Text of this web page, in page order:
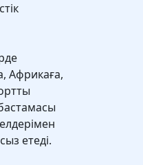
Африкаға,
етеді.